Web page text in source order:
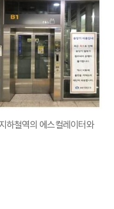
하철역의 에스컬레이터와